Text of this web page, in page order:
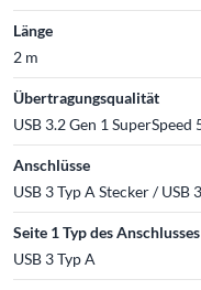
Länge
2 m
Übertragungsqualität
USB 3.2 Gen 1 SuperSpeed
Anschlüsse
USB 3 Typ A Stecker / USB
Seite 1 Typ des Anschlusses
USB 3 Typ A